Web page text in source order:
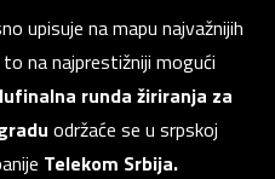
upisuje na mapu najvažnijih
na najprestižniji mogući
runda žiriranja za
održaće se u srpskoj
Telekom Srbija.